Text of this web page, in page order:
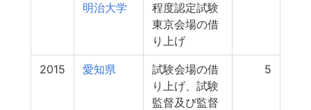
明治大学
程度認定試験
東京会場の借
り上げ
2015 愛知県
試験会場の借
り上げ、試験
監督及び監督
5